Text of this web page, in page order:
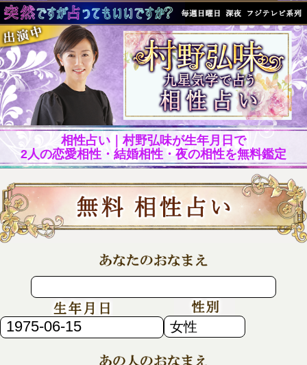
相性占い｜村野弘味が生年月日で
2人の恋愛相性・結婚相性・夜の相性を無料鑑定